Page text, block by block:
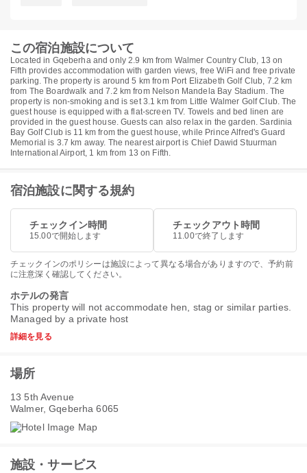
この宿泊施設について
Located in Gqeberha and only 2.9 km from Walmer Country Club, 13 on
Fifth provides accommodation with garden views, free WiFi and free private
parking. The property is around 5 km from Port Elizabeth Golf Club, 7.2 km
from The Boardwalk and 7.2 km from Nelson Mandela Bay Stadium. The
property is non-smoking and is set 3.1 km from Little Walmer Golf Club. The
guest house is equipped with a flat-screen TV. Towels and bed linen are
provided in the guest house. Guests can also relax in the garden. Sardinia
Bay Golf Club is 11 km from the guest house, while Prince Alfred's Guard
Memorial is 3.7 km away. The nearest airport is Chief Dawid Stuurman
International Airport, 1 km from 13 on Fifth.
宿泊施設に関する規約
チェックイン時間
15.00で開始します
チェックアウト時間
11.00で終了します
チェックインのポリシーは施設によって異なる場合がありますので、予約前
に注意深く確認してください。
ホテルの発言
This property will not accommodate hen, stag or similar parties.
Managed by a private host
詳細を見る
場所
13 5th Avenue
Walmer, Gqeberha 6065
施設・サービス